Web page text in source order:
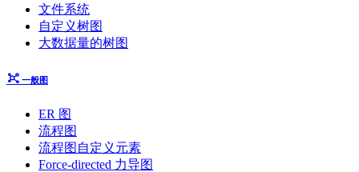
文件系统
自定义树图
大数据量的树图
一般图
ER 图
流程图
流程图自定义元素
Force-directed 力导图